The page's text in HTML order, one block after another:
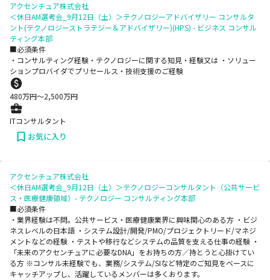
アクセンチュア株式会社
＜休日AM選考会_9月12日（土）＞テクノロジーアドバイザリー コンサルタ
ント(テクノロジーストラテジー＆アドバイザリー)(HPS) - ビジネス コンサル
ティング本部
■必須条件
・コンサルティング経験・テクノロジーに関する知見・経験又は ・ソリュー
ションプロバイダでプリセールス・技術支援のご経験
480万円〜2,500万円
ITコンサルタント
お気に入り
アクセンチュア株式会社
＜休日AM選考会_9月12日（土）＞テクノロジーコンサルタント（公共サービ
ス・医療健康領域）- テクノロジー コンサルティング本部
■必須条件
・業界経験は不問。公共サービス・医療健康業界に興味関心のある方 ・ビジ
ネスレベルの日本語 ・システム設計/開発/PMO/プロジェクトリード/マネジ
メントなどの経験 ・テストや移行などシステムの品質を支える仕事の経験 ・
「未来のアクセンチュアに必要なDNA」をお持ちの方／持とうと心掛けてい
る方 ※コンサル未経験でも、業務/システム/SIなど特定のご知見をベースに
キャッチアップし、活躍しているメンバーは多くおります。